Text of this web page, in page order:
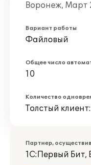
Воронеж, Март
Вариант работы
Файловый
Общее число
10
Количество
Толстый
Партнер,
1С:Первый Бит,